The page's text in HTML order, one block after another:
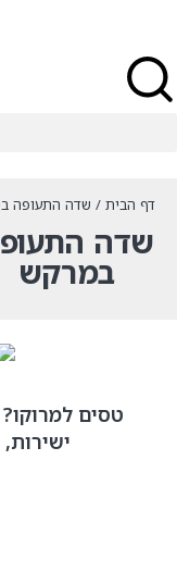
דף הבית / שדה התעופה
שדה
במרקש
טסים